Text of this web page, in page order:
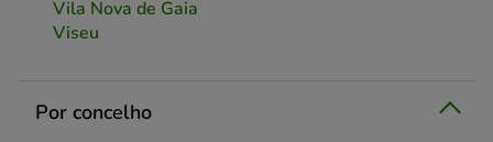
Vila Nova de Gaia
Viseu
Por concelho